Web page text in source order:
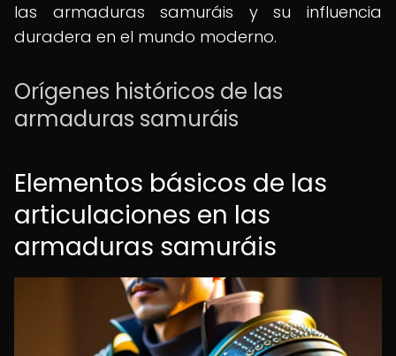
las armaduras samuráis y su influencia
duradera en el mundo moderno.
Orígenes históricos de las
armaduras samuráis
Elementos básicos de las
articulaciones en las
armaduras samuráis